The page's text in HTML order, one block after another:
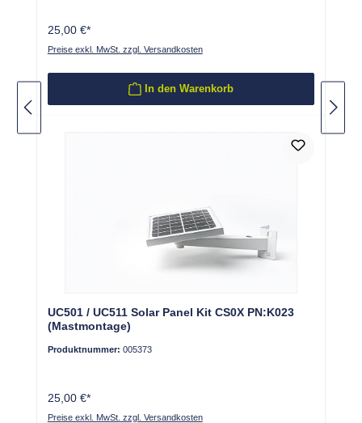
25,00 €*
Preise exkl. MwSt. zzgl. Versandkosten
In den Warenkorb
UC501 / UC511 Solar Panel Kit CS0X PN:K023
(Mastmontage)
Produktnummer: 005373
25,00 €*
Preise exkl. MwSt. zzgl. Versandkosten